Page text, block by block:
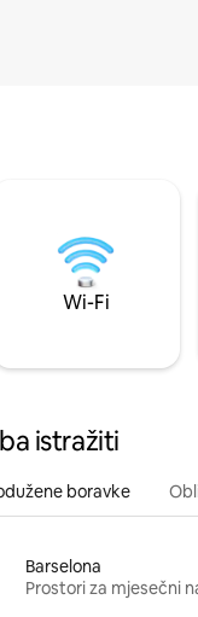
Wi-Fi
istražiti
boravke
Barselona
Prostori za mjesečni